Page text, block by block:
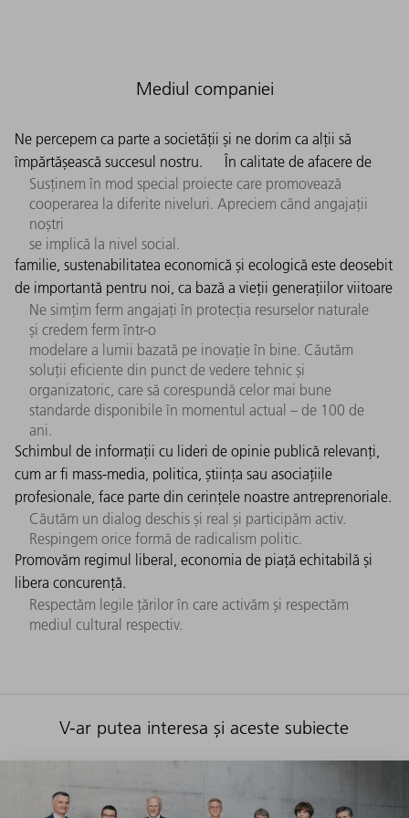
Mediul companiei
Ne percepem ca parte a societății și ne dorim ca alții să
împărtășească succesul nostru.
Susținem în mod special proiecte care promovează
cooperarea la diferite niveluri. Apreciem când angajații
noștri
se implică la nivel social.
În calitate de afacere de
familie, sustenabilitatea economică și ecologică este deosebit
de importantă pentru noi, ca bază a vieții generațiilor viitoare
Ne simțim ferm angajați în protecția resurselor naturale
și credem ferm într-o
modelare a lumii bazată pe inovație în bine. Căutăm
soluții eficiente din punct de vedere tehnic și
organizatoric, care să corespundă celor mai bune
standarde disponibile în momentul actual – de 100 de
ani.
Schimbul de informații cu lideri de opinie publică relevanți,
cum ar fi mass-media, politica, știința sau asociațiile
profesionale, face parte din cerințele noastre antreprenoriale.
Căutăm un dialog deschis și real și participăm activ.
Respingem orice formă de radicalism politic.
Promovăm regimul liberal, economia de piață echitabilă și
libera concurență.
Respectăm legile țărilor în care activăm și respectăm
mediul cultural respectiv.
V-ar putea interesa și aceste subiecte